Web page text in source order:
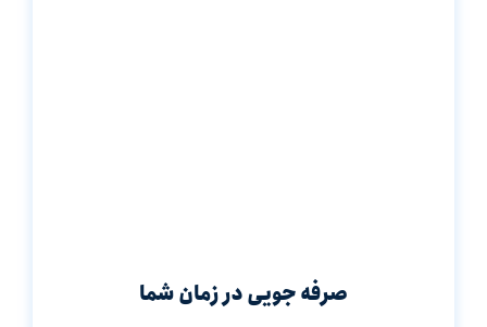
صرفه جویی در زمان شما